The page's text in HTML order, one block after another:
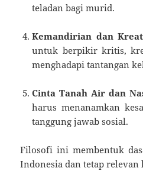
teladan bagi murid.
Kemandirian dan
untuk berpikir kritis,
menghadapi tantangan
Cinta Tanah Air dan
harus menanamkan
tanggung jawab sosial.
Filosofi ini membentuk
Indonesia dan tetap relevan